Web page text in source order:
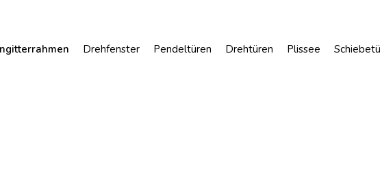
Drehfenster Pendeltüren Drehtüren Plissee